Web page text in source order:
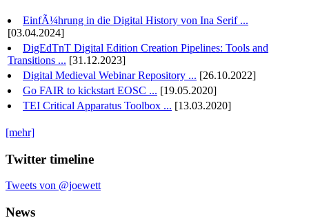
EinfÃ¼hrung in die Digital History von Ina Serif ...
[03.04.2024]
DigEdTnT Digital Edition Creation Pipelines: Tools and
Transitions ... [31.12.2023]
Digital Medieval Webinar Repository ... [26.10.2022]
Go FAIR to kickstart EOSC ... [19.05.2020]
TEI Critical Apparatus Toolbox ... [13.03.2020]
[mehr]
Twitter timeline
Tweets von @joewett
News